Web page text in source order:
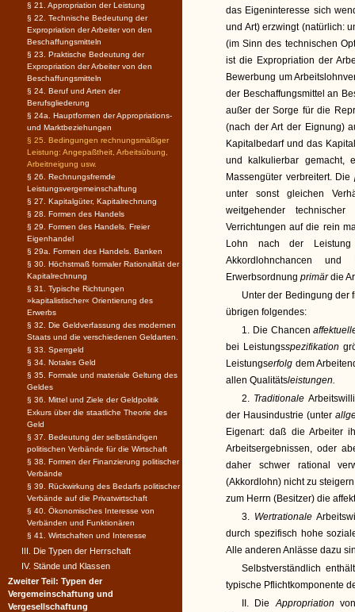
das Eigeninteresse sich
und Art) erzwingt (natürlich:
(im Sinn des technischen
ist die Expropriation der
Bewerbung um
der Beschaffungsmittel an
außer der Sorge für die
(nach der Art der Eignung)
Kapitalbedarf und das
und kalkulierbar gemacht,
Massengüter verbreitert. Die
unter sonst gleichen
weitgehender
Verrichtungen auf die rein
Lohn nach der
Akkordlohnchancen
Erwerbsordnung primärdie
Unter der Bedingung der
übrigen folgendes:
1. Die Chancen
bei Leistungsspezifikation
Leistungserfolg dem
allen Qualitätsleistungen.
2. Traditionale
der Hausindustrie (unter
Eigenart: daß die Arbeiter
Arbeitsergebnissen, oder
daher schwer rational
(Akkordlohn) nicht zu
zum Herrn (Besitzer) die
3. Wertrationale
durch spezifisch hohe
Alle anderen Anlässe dazu
Selbstverständlich
typische Pflichtkomponente
II. DieAppropriation
§ 21. Appropriation der Leistung
§ 22. Technische Bedeutung der
Expropriation der Arbeiter von den
Beschaffungsmitteln
§ 23. Praktische Bedeutung der
Expropriation der Arbeiter von den
Beschaffungsmitteln
§ 24. Beruf und Arten der
Berufsgliederung
§ 24a. Hauptformen der Appropriations-
und Marktbeziehungen
§ 25. Bedingungen rechnungsmäßiger
Leistung: Angepaßtheit, Arbeitsübung,
Arbeitneigung usw.
§ 26. Rechnungsfremde
Leistungsvergemeinschaftung
§ 27. Kapitalgüter, Kapitalrechnung
§ 28. Formen des Handels
§ 29. Formen des Handels. Freier
Eigenhandel
§ 29a. Formen des Handels. Banken
§ 30. Höchstmaß formaler Rationalität der
Kapitalrechnung
§ 31. Typische Richtungen
»kapitalistischer« Orientierung des
Erwerbs
§ 32. Die Geldverfassung des modernen
Staats und die verschiedenen Geldarten.
§ 33. Sperrgeld
§ 34. Notales Geld
§ 35. Formale und materiale Geltung des
Geldes
§ 36. Mittel und Ziele der Geldpolitik
Exkurs über die staatliche Theorie des
Geld
§ 37. Bedeutung der selbständigen
politischen Verbände für die Wirtschaft
§ 38. Formen der Finanzierung politischer
Verbände
§ 39. Rückwirkung des Bedarfs politischer
Verbände auf die Privatwirtschaft
§ 40. Ökonomisches Interesse von
Verbänden und Funktionären
§ 41. Wirtschaften und Interesse
III. Die Typen der Herrschaft
IV. Stände und Klassen
Zweiter Teil: Typen der
Vergemeinschaftung und
Vergesellschaftung